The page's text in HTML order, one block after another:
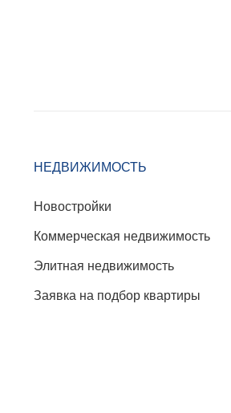
НЕДВИЖИМОСТЬ
Новостройки
Коммерческая недвижимость
Элитная недвижимость
Заявка на подбор квартиры